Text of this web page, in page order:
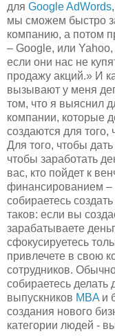
для Google AdWords
мы сможем быстро
компанию, а потом
– Google, или
если они нас не
продажу акций.» И
вызывают у меня
том, что я выяснил
компании, которые
создаются для того,
Для того, чтобы
чтобы заработать
вас, кто пойдет к
финансированием –
собираетесь
таков: если вы
зарабатываете
сфокусируетесь
привлечете в свою
сотрудников.
собираетесь
выпускников MBA и
создания нового
категории людей -